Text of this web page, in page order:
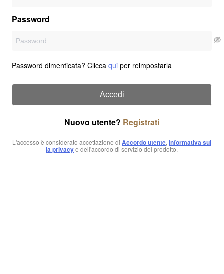
Password
Password dimenticata? Clicca qui per reimpostarla
Accedi
Nuovo utente? Registrati
L'accesso è considerato accettazione di Accordo utente, Informativa sul
la privacye dell'accordo di servizio del prodotto.